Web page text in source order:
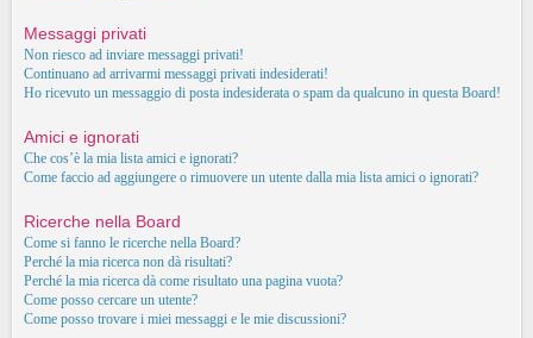
Messaggi privati
Non riesco ad inviare messaggi privati!
Continuano ad arrivarmi messaggi privati indesiderati!
Ho ricevuto un messaggio di posta indesiderata o spam da qualcuno in questa Board!
Amici e ignorati
Che cos’è la mia lista amici e ignorati?
Come faccio ad aggiungere o rimuovere un utente dalla mia lista amici o ignorati?
Ricerche nella Board
Come si fanno le ricerche nella Board?
Perché la mia ricerca non dà risultati?
Perché la mia ricerca dà come risultato una pagina vuota?
Come posso cercare un utente?
Come posso trovare i miei messaggi e le mie discussioni?